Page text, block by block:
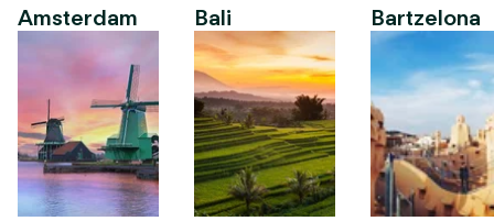
Amsterdam
Bali Bartzelona